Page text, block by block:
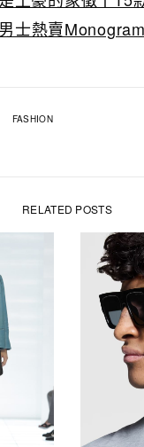
士熱賣
FASHION
RELATED POSTS